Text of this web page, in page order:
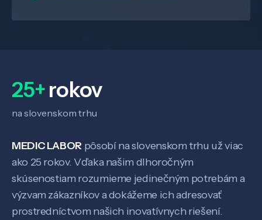
25+rokov
na slovenskom trhu
MEDIC LABOR pôsobí na slovenskom trhu už viac
ako 25 rokov. Vďaka našim dlhoročným
skúsenostiam rozumieme jedinečným potrebám a
výzvam zákazníkov a dokážeme ich adresovať
prostredníctvom našich inovatívnych riešení.